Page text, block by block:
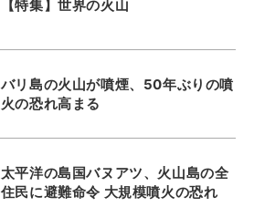
【特集】世界の火山
バリ島の火山が噴煙、50年ぶりの噴
火の恐れ高まる
太平洋の島国バヌアツ、火山島の全
住民に避難命令 大規模噴火の恐れ